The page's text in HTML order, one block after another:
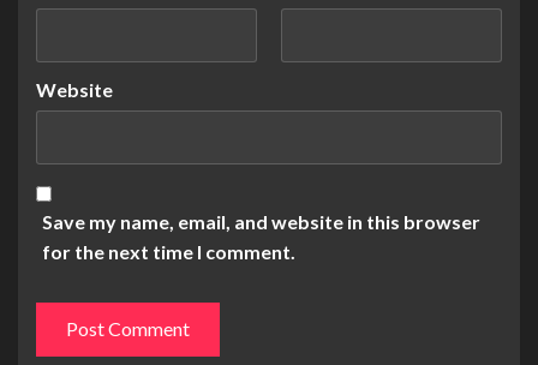
Website
Save my name, email, and website in this browser
for the next time I comment.